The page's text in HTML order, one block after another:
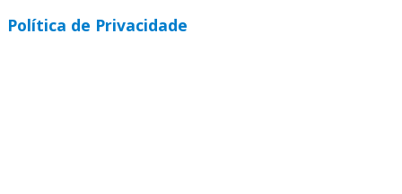
Política de Privacidade